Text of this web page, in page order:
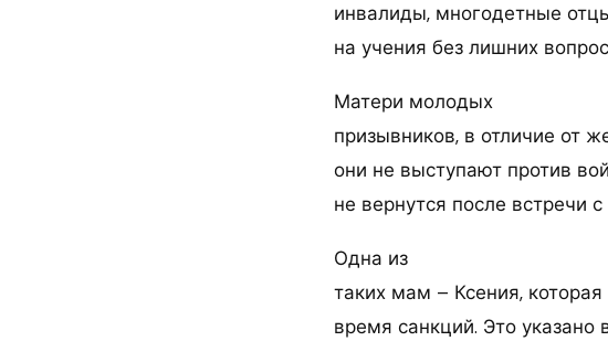
инвалиды, многодетные
на учения без лишних
Матери молодых
призывников, в отличие от
они не выступают против
не вернутся после встречи
Одна из
таких мам – Ксения,
время санкций. Это указано